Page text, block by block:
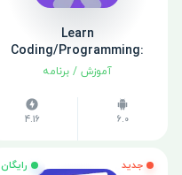
Learn
Coding/Programming:
Mimoآموزش / برنامه
6.0
4.16
جدید رایگان